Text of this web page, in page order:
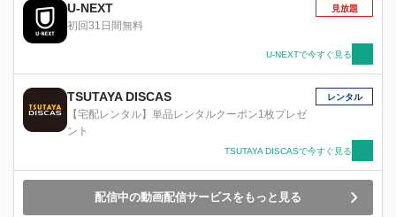
U-NEXT
初回31日間無料
見放題
U-NEXTで今すぐ見る
TSUTAYA DISCAS
【宅配レンタル】単品レンタルクーポン1枚プレゼ
ント
レンタル
TSUTAYA DISCASで今すぐ見る
配信中の動画配信サービスをもっと見る